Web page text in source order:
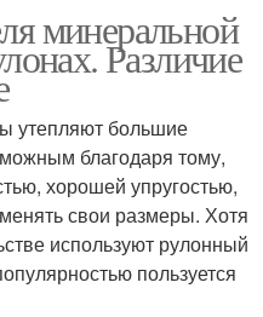
минеральной
Различие
утепляют большие
благодаря тому,
хорошей упругостью,
свои размеры. Хотя
используют рулонный
пользуется